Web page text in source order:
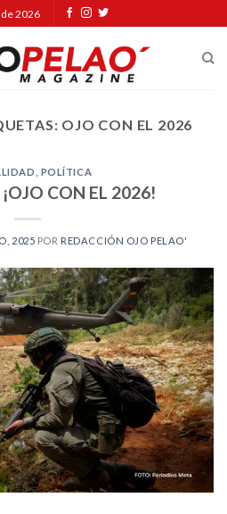
2026
OJO CON EL 2026
POLÍTICA
CON EL 2026!
2025 POR REDACCIÓN OJO PELAO'